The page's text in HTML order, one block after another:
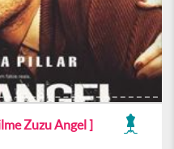
Zuzu Angel ]